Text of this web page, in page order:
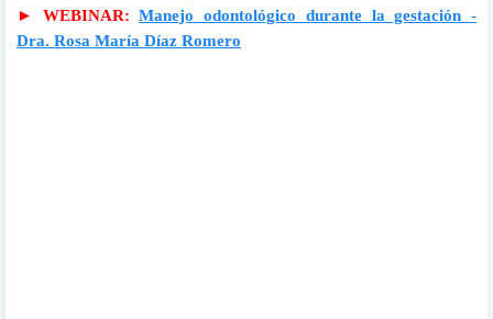
► WEBINAR:Manejo odontológico durante la gestación -
Dra. Rosa María Díaz Romero